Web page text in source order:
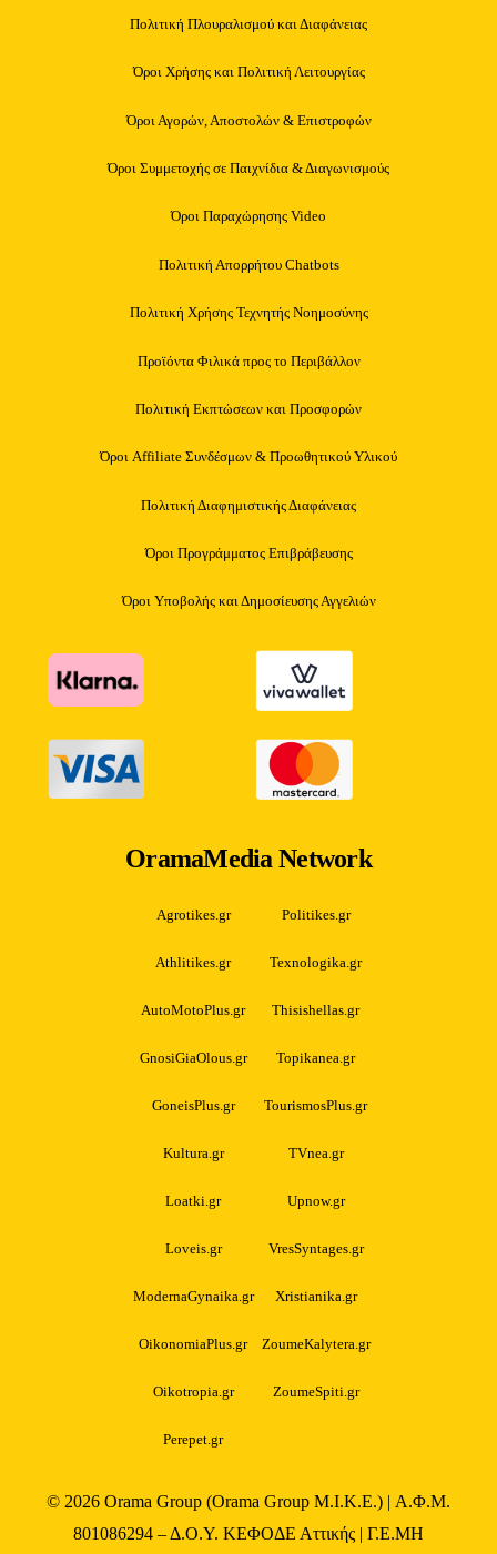
Πολιτική Πλουραλισμού και Διαφάνειας
Όροι Χρήσης και Πολιτική Λειτουργίας
Όροι Αγορών, Αποστολών & Επιστροφών
Όροι Συμμετοχής σε Παιχνίδια & Διαγωνισμούς
Όροι Παραχώρησης Video
Πολιτική Απορρήτου Chatbots
Πολιτική Χρήσης Τεχνητής Νοημοσύνης
Προϊόντα Φιλικά προς το Περιβάλλον
Πολιτική Εκπτώσεων και Προσφορών
Όροι Affiliate Συνδέσμων & Προωθητικού Υλικού
Πολιτική Διαφημιστικής Διαφάνειας
Όροι Προγράμματος Επιβράβευσης
Όροι Υποβολής και Δημοσίευσης Αγγελιών
OramaMedia Network
Agrotikes.gr Politikes.gr
Athlitikes.gr Texnologika.gr
AutoMotoPlus.gr Thisishellas.gr
GnosiGiaOlous.gr Topikanea.gr
GoneisPlus.gr TourismosPlus.gr
Kultura.gr TVnea.gr
Loatki.gr Upnow.gr
Loveis.gr VresSyntages.gr
ModernaGynaika.gr Xristianika.gr
OikonomiaPlus.gr ZoumeKalytera.gr
Oikotropia.gr ZoumeSpiti.gr
Perepet.gr
© 2026 Orama Group (Orama Group Μ.Ι.Κ.Ε.) | Α.Φ.Μ.
801086294 – Δ.Ο.Υ. ΚΕΦΟΔΕ Αττικής | Γ.Ε.ΜΗ